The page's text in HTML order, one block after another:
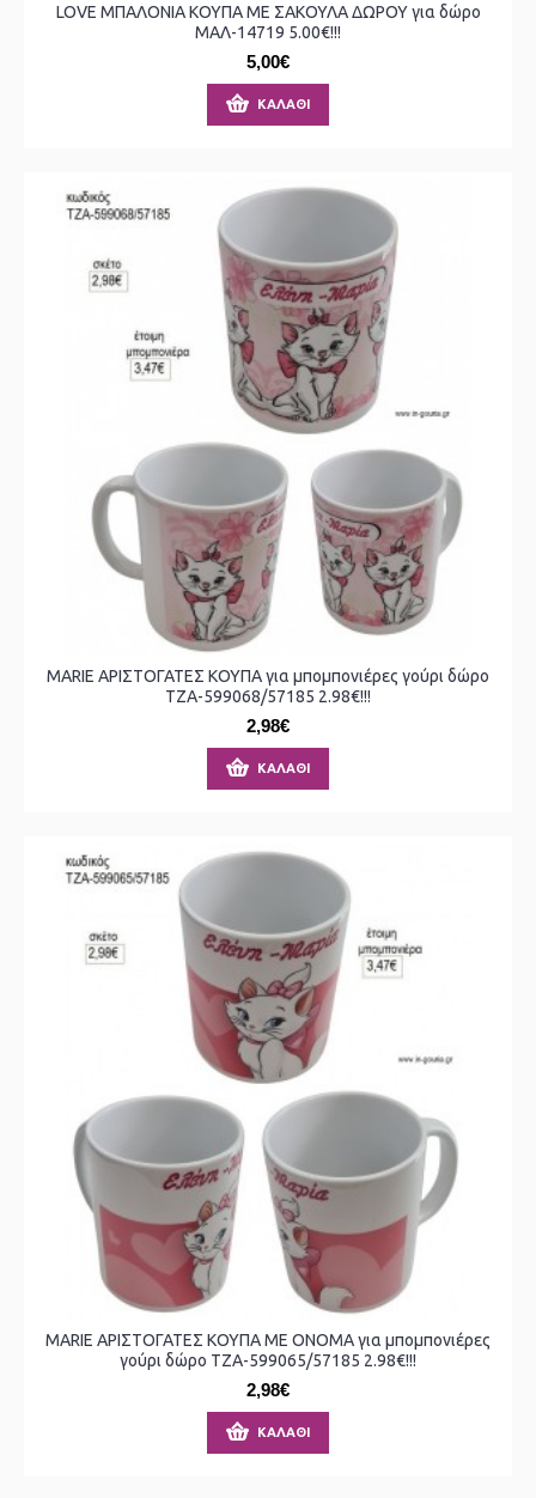
LOVE ΜΠΑΛΟΝΙΑ ΚΟΥΠΑ ΜΕ ΣΑΚΟΥΛΑ ΔΩΡΟΥ για δώρο
ΜΑΛ-14719 5.00€!!!
5,00€
ΚΑΛΆΘΙ
MARIE ΑΡΙΣΤΟΓΑΤΕΣ ΚΟΥΠΑ για μπομπονιέρες γούρι δώρο
ΤΖΑ-599068/57185 2.98€!!!
2,98€
ΚΑΛΆΘΙ
MARIE ΑΡΙΣΤΟΓΑΤΕΣ ΚΟΥΠΑ ΜΕ ΟΝΟΜΑ για μπομπονιέρες
γούρι δώρο ΤΖΑ-599065/57185 2.98€!!!
2,98€
ΚΑΛΆΘΙ